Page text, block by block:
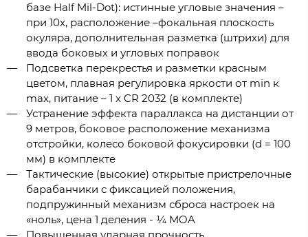
базе Half Mil-Dot): истинные угловые значения –
при 10x, расположение –фокальная плоскость
окуляра, дополнительная разметка (штрихи) для
ввода боковых и угловых поправок
Подсветка перекрестья и разметки красным
цветом, плавная регулировка яркости от min к
max, питание – 1 x CR 2032 (в комплекте)
Устранение эффекта параллакса на дистанции от
9 метров, боковое расположение механизма
отстройки, колесо боковой фокусировки (d = 100
мм) в комплекте
Тактические (высокие) открытые пристрелочные
барабанчики с фиксацией положения,
подпружинный механизм сброса настроек на
«ноль», цена 1 деления - ¼ MOA